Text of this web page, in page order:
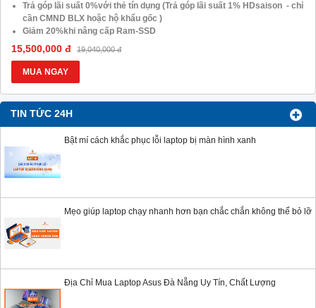
Trả góp lãi suất 0%với thẻ tín dụng (Trả góp lãi suất 1% HDsaison - chỉ
cần CMND BLX hoặc hộ khẩu gốc )
Giảm 20%khi nâng cấp Ram-SSD
Giảm giá trực tiếp đối với khách hàng ở xa, HSSV . Săn 10.000
Voucher Giảm Giá 500.000đ
15,500,000 đ 19,040,000 đ
MUA NGAY
TIN TỨC 24H
Bật mí cách khắc phục lỗi laptop bị màn hình xanh
Mẹo giúp laptop chạy nhanh hơn bạn chắc chắn không thể bỏ lỡ
Địa Chỉ Mua Laptop Asus Đà Nẵng Uy Tín, Chất Lượng